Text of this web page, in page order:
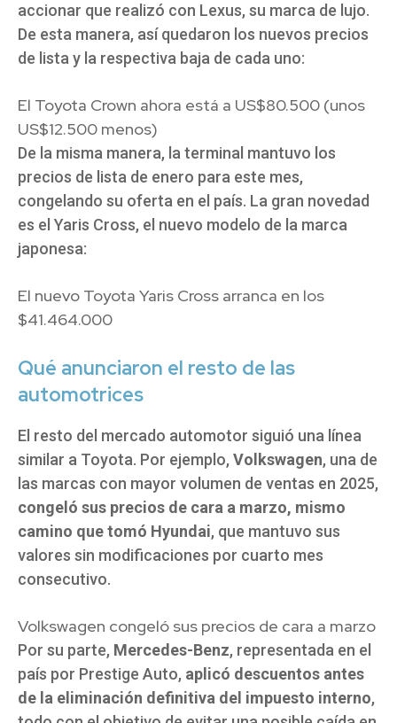
accionar que realizó con Lexus, su marca de lujo.
De esta manera, así quedaron los nuevos precios
de lista y la respectiva baja de cada uno:
El Toyota Crown ahora está a US$80.500 (unos
US$12.500 menos)
De la misma manera, la terminal mantuvo los
precios de lista de enero para este mes,
congelando su oferta en el país. La gran novedad
es el Yaris Cross, el nuevo modelo de la marca
japonesa:
El nuevo Toyota Yaris Cross arranca en los
$41.464.000
Qué anunciaron el resto de las
automotrices
El resto del mercado automotor siguió una línea
similar a Toyota. Por ejemplo, Volkswagen, una de
las marcas con mayor volumen de ventas en 2025,
congeló sus precios de cara a marzo, mismo
camino que tomó Hyundai, que mantuvo sus
valores sin modificaciones por cuarto mes
consecutivo.
Volkswagen congeló sus precios de cara a marzo
Por su parte, Mercedes-Benz, representada en el
país por Prestige Auto, aplicó descuentos antes
de la eliminación definitiva del impuesto interno,